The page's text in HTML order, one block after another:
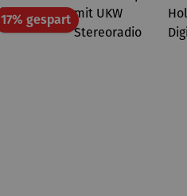
17% gespartRabatt